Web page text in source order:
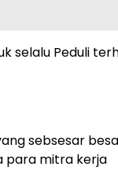
selalu Peduli
sebsesar
para mitra kerja